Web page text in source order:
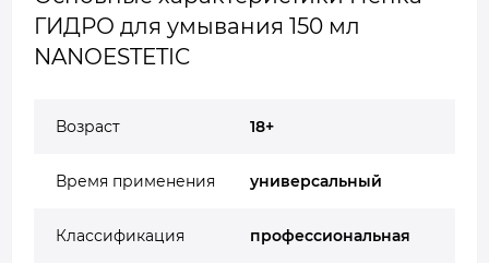
ГИДРО для умывания 150 мл
NANOESTETIC
Возраст 18+
Время применения универсальный
Классификация профессиональная